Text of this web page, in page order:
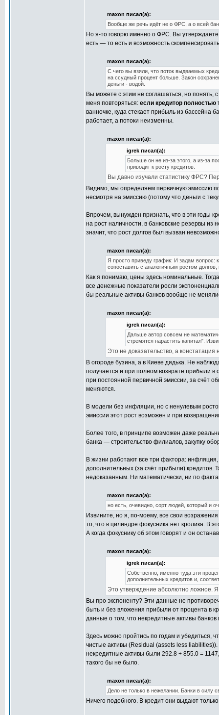
maxon писал(а):
Вообще же речь идёт не о ФРС, а о всей
Но я-то говорю именно о ФРС. Вы утверждаете
есть — то есть и возможность
maxon писал(а):
С чего вы взяли, что поток выдваемых
на ссудный процент больше. Закон
деньги - водой.
Вы можете с этим не соглашаться, но понять,
меня повторяться: если кредитор полностью
ванночке, куда стекает прибыль из бассейна
работает, а потоки неизменны.
maxon писал(а):
igrek писал(а):
Больше он не из-за этого, а из-за
приводит к росту кредитов.
Вы давно изучали статистику ФРС?
Видимо, мы определяем первичную эмиссию
несмотря на эмиссию (потому что деньги с
Впрочем, вынужден признать, что в эти годы
на рост наличности, в банковские резервы
значит, что рост долгов был вызван
maxon писал(а):
Я просто приведу график: И задам вопрос:
сопоставить с аналогичным ростом
Как я понимаю, цены здесь номинальные.
все денежные показатели росли
бы реальные активы банков вообще не
maxon писал(а):
igrek писал(а):
Дальше автор совсем не
стремятся нарастить капитал".
Это не доказательство, а
В огороде бузина, а в Киеве дядька. Не
получается и при полном возврате прибыли
при постоянной первичной эмиссии, за счёт
меняются.
В модели без инфляции, но с ненулевым
эмиссии этот рост возможен и при
Более того, в принципе возможен даже
банка — строительство филиалов, закупку
В жизни работают все три фактора:
дополнительных (за счёт прибыли) кредитов.
недоказанным. Ни математически, ни по
maxon писал(а):
но есть, очевидно, сорт людей, который и
Извините, но я, по-моему, все свои
то, что в цилиндре фокусника нет кролика. В
А когда фокуснику об этом говорят и он
maxon писал(а):
igrek писал(а):
Собственно, именно туда эти
дополнительных кредитов и,
Это утверждение абсолютно ложное.
Вы про экспоненту? Эти данные не
быть и без вложения прибыли от процента в
данные о том, что некредитные активы
Здесь можно пройтись по годам и убедиться,
чистые активы (Residual (assets less
некредитные активы были 292.8 + 855.0 =
такого бы не было.
maxon писал(а):
Дело не только в нежелании. Банки в силу
Ничего подобного. В кредит они выдают